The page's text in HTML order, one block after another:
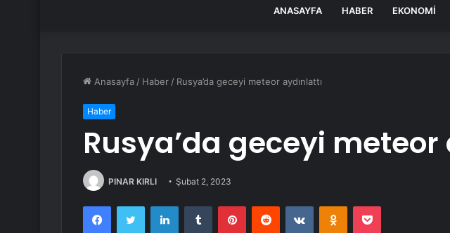
ANASAYFA HABER EKONOMI
Anasayfa / Haber / Rusya’da geceyi meteor aydınlattı
Haber
Rusya’da geceyi meteor
PINAR KIRLI Şubat 2, 2023
FacebookTwitter LinkedInTumblr PinterestReddit VKontakteOdnoklassniki
Pocket